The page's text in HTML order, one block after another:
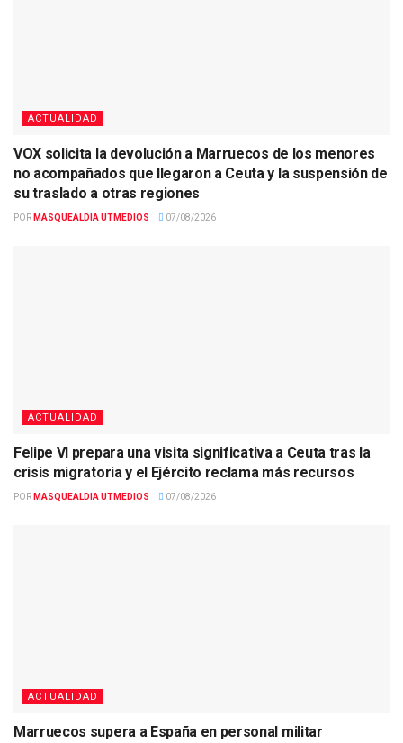
ACTUALIDAD
VOX solicita la devolución a Marruecos de los menores
no acompañados que llegaron a Ceuta y la suspensión de
su traslado a otras regiones
POR MASQUEALDIA UTMEDIOS 07/08/2026
ACTUALIDAD
Felipe VI prepara una visita significativa a Ceuta tras la
crisis migratoria y el Ejército reclama más recursos
POR MASQUEALDIA UTMEDIOS 07/08/2026
ACTUALIDAD
Marruecos supera a España en personal militar